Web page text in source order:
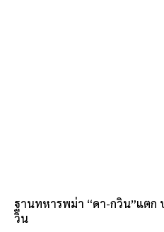
ฐานทหารพม่า “ดา-กวิน”แตก
วิน